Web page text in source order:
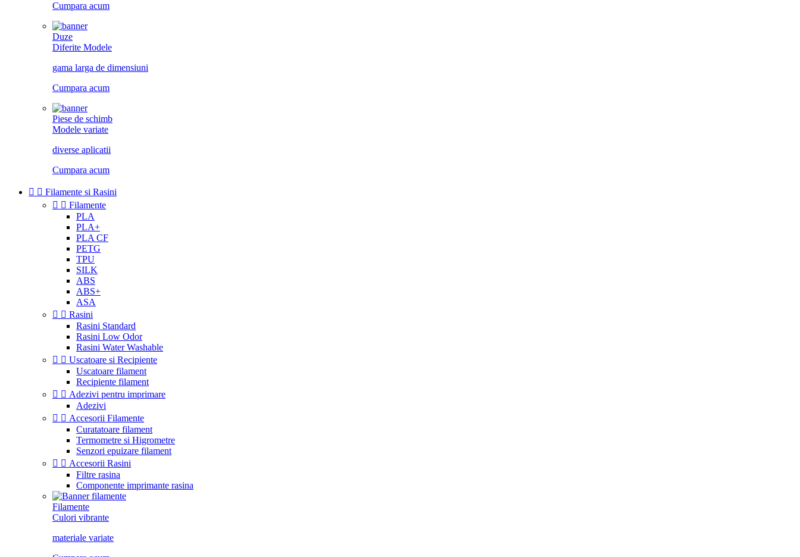
Cumpara acum
Duze
Diferite Modele
gama larga de dimensiuni
Cumpara acum
Piese de schimb
Modele variate
diverse aplicatii
Cumpara acum
  Filamente si Rasini
  Filamente
PLA
PLA+
PLA CF
PETG
TPU
SILK
ABS
ABS+
ASA
  Rasini
Rasini Standard
Rasini Low Odor
Rasini Water Washable
  Uscatoare si Recipiente
Uscatoare filament
Recipiente filament
  Adezivi pentru imprimare
Adezivi
  Accesorii Filamente
Curatatoare filament
Termometre si Higrometre
Senzori epuizare filament
  Accesorii Rasini
Filtre rasina
Componente imprimante rasina
Filamente
Culori vibrante
materiale variate